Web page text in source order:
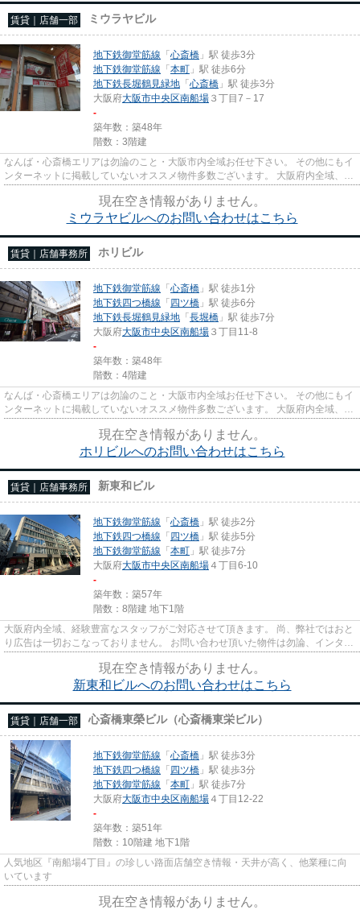
賃貸｜店舗一部 ミウラヤビル
地下鉄御堂筋線 「心斎橋 」駅 徒歩3分
地下鉄御堂筋線 「本町 」駅 徒歩6分
地下鉄長堀鶴見緑地 「心斎橋 」駅 徒歩3分
大阪府大阪市中央区南船場 ３丁目7－17
-
築年数：築48年
階数：3階建
なんば・心斎橋エリアは勿論のこと・大阪市内全域お任せ下さい。 その他にもイ
ンターネットに掲載していないオススメ物件多数ございます。 大阪府内全域、経
験豊富なスタッフがご対応...
現在空き情報がありません。
ミウラヤビルへのお問い合わせはこちら
賃貸｜店舗事務所 ホリビル
地下鉄御堂筋線 「心斎橋 」駅 徒歩1分
地下鉄四つ橋線 「四ツ橋 」駅 徒歩6分
地下鉄長堀鶴見緑地 「長堀橋 」駅 徒歩7分
大阪府大阪市中央区南船場 ３丁目11-8
-
築年数：築48年
階数：4階建
なんば・心斎橋エリアは勿論のこと・大阪市内全域お任せ下さい。 その他にもイ
ンターネットに掲載していないオススメ物件多数ございます。 大阪府内全域、経
験豊富なスタッフがご対応...
現在空き情報がありません。
ホリビルへのお問い合わせはこちら
賃貸｜店舗事務所 新東和ビル
地下鉄御堂筋線 「心斎橋 」駅 徒歩2分
地下鉄四つ橋線 「四ツ橋 」駅 徒歩5分
地下鉄御堂筋線 「本町 」駅 徒歩7分
大阪府大阪市中央区南船場 ４丁目6-10
-
築年数：築57年
階数：8階建 地下1階
大阪府内全域、経験豊富なスタッフがご対応させて頂きます。 尚、弊社ではおと
り広告は一切おこなっておりません。 お問い合わせ頂いた物件は勿論、インター
ネットに掲載していないオ...
現在空き情報がありません。
新東和ビルへのお問い合わせはこちら
賃貸｜店舗一部 心斎橋東榮ビル（心斎橋東栄ビル）
地下鉄御堂筋線 「心斎橋 」駅 徒歩3分
地下鉄四つ橋線 「四ツ橋 」駅 徒歩3分
地下鉄御堂筋線 「本町 」駅 徒歩7分
大阪府大阪市中央区南船場 ４丁目12-22
-
築年数：築51年
階数：10階建 地下1階
人気地区『南船場4丁目』の珍しい路面店舗空き情報・天井が高く、他業種に向
いています
現在空き情報がありません。